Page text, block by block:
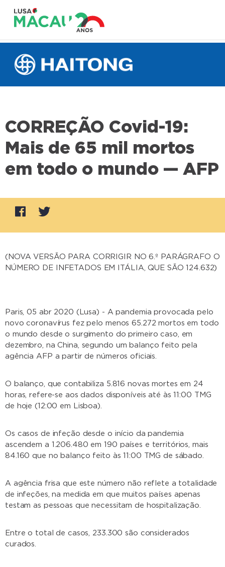
CORREÇÃO Covid-19:
Mais de 65 mil mortos
em todo o mundo — AFP
(NOVA VERSÃO PARA CORRIGIR NO 6.º PARÁGRAFO O
NÚMERO DE INFETADOS EM ITÁLIA, QUE SÃO 124.632)
Paris, 05 abr 2020 (Lusa) - A pandemia provocada pelo
novo coronavírus fez pelo menos 65.272 mortos em todo
o mundo desde o surgimento do primeiro caso, em
dezembro, na China, segundo um balanço feito pela
agência AFP a partir de números oficiais.
O balanço, que contabiliza 5.816 novas mortes em 24
horas, refere-se aos dados disponíveis até às 11:00 TMG
de hoje (12:00 em Lisboa).
Os casos de infeção desde o início da pandemia
ascendem a 1.206.480 em 190 países e territórios, mais
84.160 que no balanço feito às 11:00 TMG de sábado.
A agência frisa que este número não reflete a totalidade
de infeções, na medida em que muitos países apenas
testam as pessoas que necessitam de hospitalização.
Entre o total de casos, 233.300 são considerados
curados.